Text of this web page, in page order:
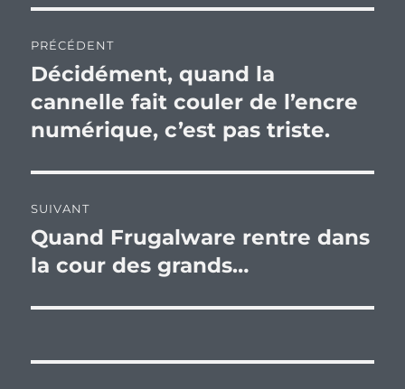
de
l’article
PRÉCÉDENT
Publication
précédente :
Décidément, quand la
cannelle fait couler de l’encre
numérique, c’est pas triste.
SUIVANT
Publication
suivante :
Quand Frugalware rentre dans
la cour des grands…